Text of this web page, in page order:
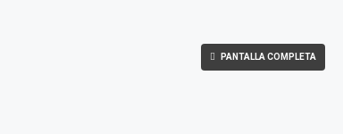
PANTALLA COMPLETA